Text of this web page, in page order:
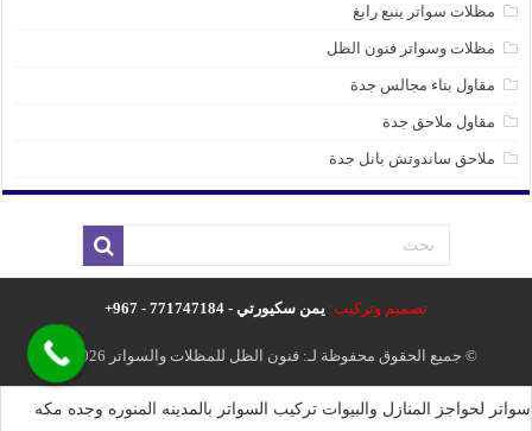
مظلات سواتر ينبع رابغ
مظلات وسواتر فنون الظل
مقاول بناء مجالس جدة
مقاول ملاحق جدة
ملاحق ساندوتش بانل جدة
سواتر لحواجز المنازل والبيوات تركيب السواتر بالمدينه المنوره وجده مكه
تصميم وتركيب: يمن سكيورتي - 771747184 - 967+
© جميع الحقوق محفوظة لـ: فنون الظل للمظلات والسواتر 2026م .